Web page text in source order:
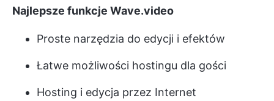
Najlepsze funkcje Wave.video
Proste narzędzia do edycji i efektów
Łatwe możliwości hostingu dla gości
Hosting i edycja przez Internet